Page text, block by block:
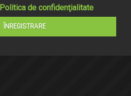
Politica de confidenţialitate
ÎNREGISTRARE